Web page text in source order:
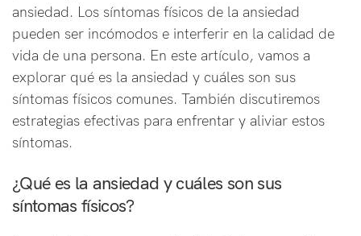
ansiedad. Los síntomas físicos de la ansiedad
pueden ser incómodos e interferir en la calidad de
vida de una persona. En este artículo, vamos a
explorar qué es la ansiedad y cuáles son sus
síntomas físicos comunes. También discutiremos
estrategias efectivas para enfrentar y aliviar estos
síntomas.
¿Qué es la ansiedad y cuáles son sus
síntomas físicos?